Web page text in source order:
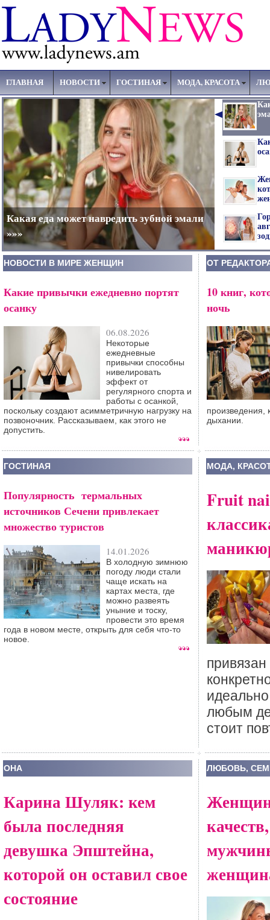
ГЛАВНАЯ НОВОСТИ ГОСТИНАЯ МОДА, КРАСОТА
Какая еда может навредить зубной эмали
»»»
НОВОСТИ В МИРЕ ЖЕНЩИН
Какие привычки ежедневно портят
осанку
06.08.2026
Некоторые
ежедневные
привычки способны
нивелировать
эффект от
регулярного спорта и
работы с осанкой,
поскольку создают асимметричную нагрузку на
позвоночник. Рассказываем, как этого не
допустить.
ОТ
10 книг,
ночь
произведения,
дыхании.
ГОСТИНАЯ
Популярность термальных
источников Сечени привлекает
множество туристов
14.01.2026
В холодную зимнюю
погоду люди стали
чаще искать на
картах места, где
можно развеять
уныние и тоску,
провести это время
года в новом месте, открыть для себя что-то
новое.
МОДА,
Fruit
любым
стоит
ОНА
Карина Шуляк: кем
была последняя
девушка Эпштейна,
которой он оставил свое
состояние
ЛЮБОВЬ,